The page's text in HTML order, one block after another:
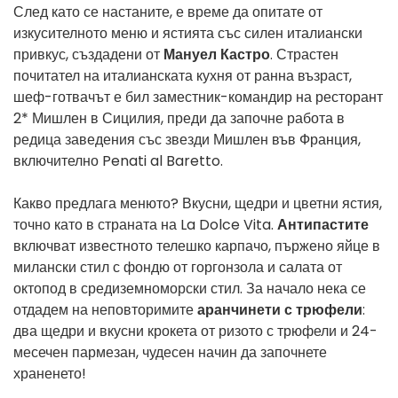
След като се настаните, е време да опитате от
изкусителното меню и ястията със силен италиански
привкус, създадени от Мануел Кастро. Страстен
почитател на италианската кухня от ранна възраст,
шеф-готвачът е бил заместник-командир на ресторант
2* Мишлен в Сицилия, преди да започне работа в
редица заведения със звезди Мишлен във Франция,
включително Penati al Baretto.
Какво предлага менюто? Вкусни, щедри и цветни ястия,
точно като в страната на La Dolce Vita. Антипастите
включват известното телешко карпачо, пържено яйце в
милански стил с фондю от горгонзола и салата от
октопод в средиземноморски стил. За начало нека се
отдадем на неповторимитеаранчинети с трюфели:
два щедри и вкусни крокета от ризото с трюфели и 24-
месечен пармезан, чудесен начин да започнете
храненето!